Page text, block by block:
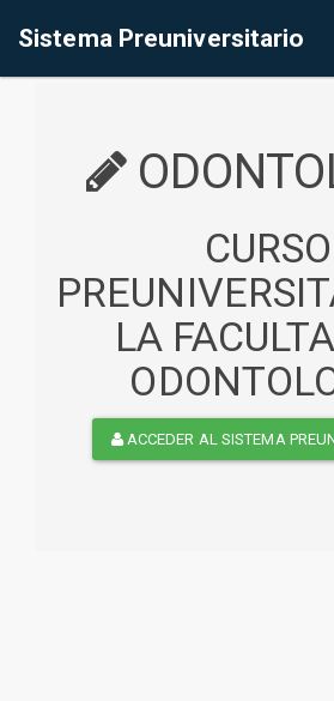
Sistema Preuniversitario
CURSO
LA
ACCEDER AL SISTEMA